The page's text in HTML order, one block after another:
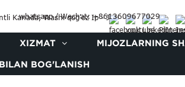
whatsapp / Wechat: +8613609677029
XIZMAT MIJOZLARNING
BOG'LANISH